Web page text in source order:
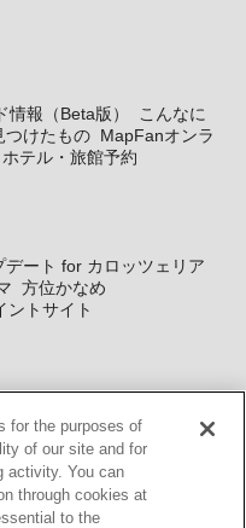
報（Beta版）
こんなに
つけたもの MapFanオンラ
テル・旅館予約
デート for カロッツェリア
方位かなめ
ントサイト
サイト・システム向け地
ト MapFan DB 住所確認
Geo-Research
for the purposes of
of our site and for
activity. You can
through cookies at
to the